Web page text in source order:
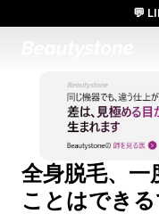
全身脱毛、
ことはでき
💬
日本人通訳常駐／